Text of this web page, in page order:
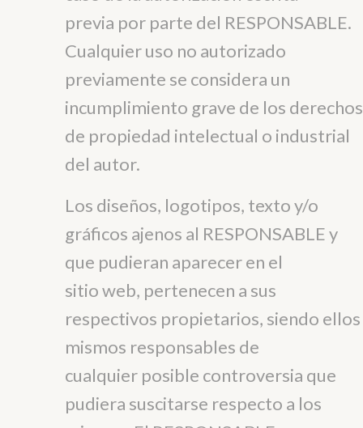
previa por parte del RESPONSABLE.
Cualquier uso no autorizado
previamente se considera un
incumplimiento grave de los derechos
de propiedad intelectual o industrial
del autor.
Los diseños, logotipos, texto y/o
gráficos ajenos al RESPONSABLE y
que pudieran aparecer en el
sitio web, pertenecen a sus
respectivos propietarios, siendo ellos
mismos responsables de
cualquier posible controversia que
pudiera suscitarse respecto a los